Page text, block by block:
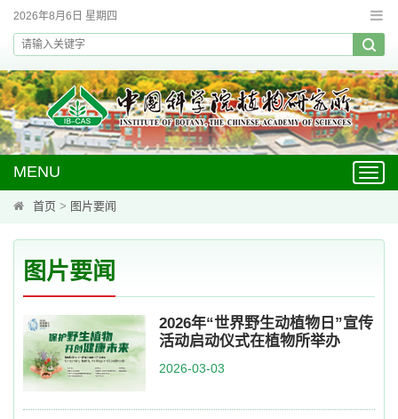
2026年8月6日 星期四
MENU
首页 > 图片要闻
图片要闻
2026年“世界野生动植物日”宣传
活动启动仪式在植物所举办
2026-03-03